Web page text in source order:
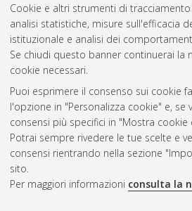
Cookie e altri strumenti di
analisi statistiche, misure sull'efficacia
istituzionale e analisi dei
Se chiudi questo banner continuerai la
cookie necessari.
Puoi esprimere il consenso sui cookie
l'opzione in "Personalizza cookie" e, se
consensi più specifici in "Mostra
Potrai sempre rivedere le tue scelte e
consensi rientrando nella sezione
sito.
Per maggiori informazioni consulta la
Questa lista e' stata generata il
Atom
Rss 1.0
Rss 2.0
ISSN: 2038-7946